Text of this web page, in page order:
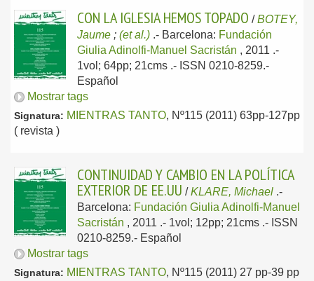
CON LA IGLESIA HEMOS TOPADO /BOTEY,
Jaume ; (et al.) .- Barcelona: Fundación
Giulia Adinolfi-Manuel Sacristán , 2011 .-
1vol; 64pp; 21cms .- ISSN 0210-8259.-
Español
Mostrar tags
Signatura: MIENTRAS TANTO, Nº115 (2011) 63pp-127pp
( revista )
CONTINUIDAD Y CAMBIO EN LA POLÍTICA
EXTERIOR DE EE.UU /KLARE, Michael .-
Barcelona: Fundación Giulia Adinolfi-Manuel
Sacristán , 2011 .- 1vol; 12pp; 21cms .- ISSN
0210-8259.- Español
Mostrar tags
Signatura: MIENTRAS TANTO, Nº115 (2011) 27 pp-39 pp